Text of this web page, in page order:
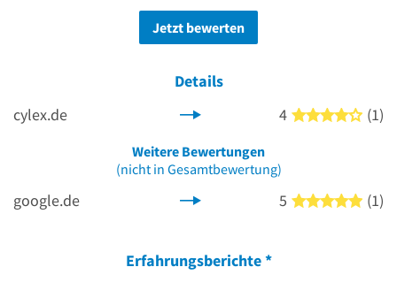
Jetzt bewerten
Details
cylex.de
4 4 von
(1)
Weitere Bewertungen
(nicht in Gesamtbewertung)
google.de 5 5 von
(1)
Erfahrungsberichte*